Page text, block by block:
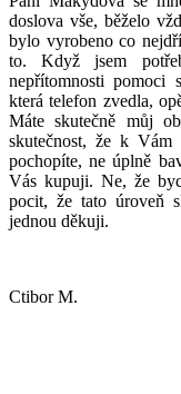
doslova vše, běželo
bylo vyrobeno co
to. Když jsem
nepřítomnosti pomoci
která telefon zvedla,
Máte skutečně můj
skutečnost, že k
pochopíte, ne úplně
Vás kupuji. Ne, že
pocit, že tato úroveň
jednou děkuji.
Ctibor M.